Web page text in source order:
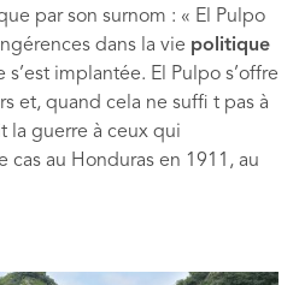
par son surnom : « El Pulpo
dans la vie politique
implantée. El Pulpo s’offre
et, quand cela ne sufﬁ t pas à
la guerre à ceux qui
cas au Honduras en 1911, au